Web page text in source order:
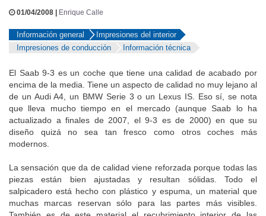
01/04/2008 | Enrique Calle
Información general
Impresiones del interior
Impresiones de conducción
Información técnica
El Saab 9-3 es un coche que tiene una calidad de acabado por
encima de la media. Tiene un aspecto de calidad no muy lejano al
de un Audi A4, un BMW Serie 3 o un Lexus IS. Eso sí, se nota
que lleva mucho tiempo en el mercado (aunque Saab lo ha
actualizado a finales de 2007, el 9-3 es de 2000) en que su
diseño quizá no sea tan fresco como otros coches más
modernos.
La sensación que da de calidad viene reforzada porque todas las
piezas están bien ajustadas y resultan sólidas. Todo el
salpicadero está hecho con plástico y espuma, un material que
muchas marcas reservan sólo para las partes más visibles.